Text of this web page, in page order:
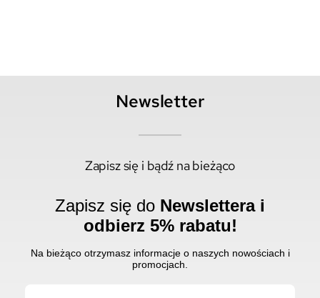
Newsletter
Zapisz się i bądź na bieżąco
Zapisz się do Newslettera i
odbierz 5% rabatu!
Na bieżąco otrzymasz informacje o naszych nowościach i
promocjach.